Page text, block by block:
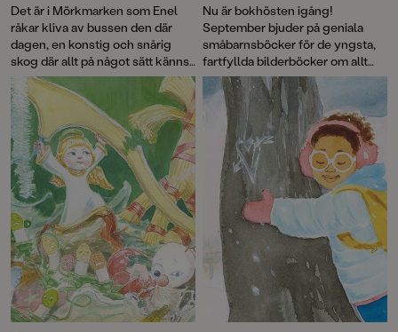
Det är i Mörkmarken som Enel
råkar kliva av bussen den där
dagen, en konstig och snårig
skog där allt på något sätt känns
lite fel. Där finns taggiga buskar
som verkar röra sig, underliga
fåglar och en sexbent katt. Och
så paddvätten – den slemmiga,
morrande varelsen som Enel
måste rädda.Paddvättens skogär
första delen i Mörkmarken, en
antagligen helt sann berättelse
av den prisbelönta duon Ylva
Karlsson och Katarina
Strömgård.
Nu är bokhösten igång!
September bjuder på geniala
småbarnsböcker för de yngsta,
fartfyllda bilderböcker om allt
från lavakatastrofer och
pyjamaspartyn till försvunna
katter och gosedjursflamingos.
Ett nytt busigt äventyr med
Sommarskuggan, grymma
debutromaner, pricksäkra dikter
av Lena Sjöberg, kusliga och
gripande berättelser av Mats
Strandberg och Oskar Kroon.
Och mycket, mycket mer.
Välkommen till en maxad
bokmånad!